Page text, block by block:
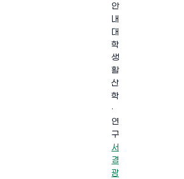
안
내
대
학
생
활
산
학
·
연
구
서
경
광